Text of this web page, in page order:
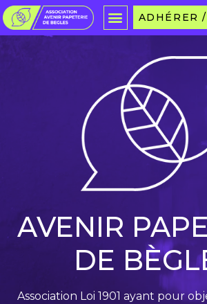
ADHÉRER
AVENIR
DE
Association Loi 1901 ayant pour